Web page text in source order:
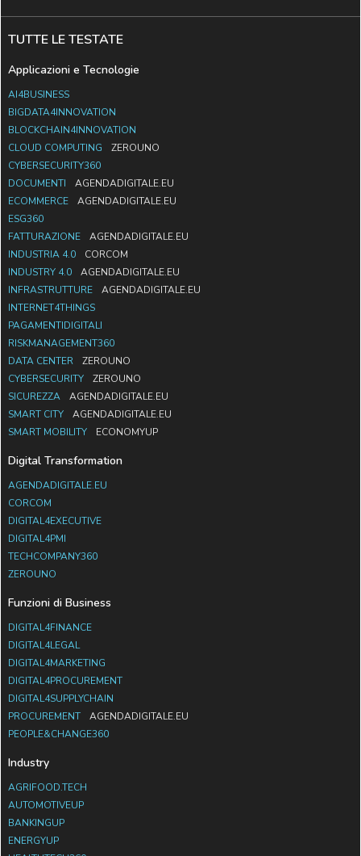
TUTTE LE TESTATE
Applicazioni e Tecnologie
AI4BUSINESS
BIGDATA4INNOVATION
BLOCKCHAIN4INNOVATION
CLOUD COMPUTING
ZEROUNO
CYBERSECURITY360
DOCUMENTI
AGENDADIGITALE.EU
ECOMMERCE
AGENDADIGITALE.EU
ESG360
FATTURAZIONE
AGENDADIGITALE.EU
INDUSTRIA 4.0
CORCOM
INDUSTRY 4.0
AGENDADIGITALE.EU
INFRASTRUTTURE
AGENDADIGITALE.EU
INTERNET4THINGS
PAGAMENTIDIGITALI
RISKMANAGEMENT360
DATA CENTER
ZEROUNO
CYBERSECURITY
ZEROUNO
SICUREZZA
AGENDADIGITALE.EU
SMART CITY
AGENDADIGITALE.EU
SMART MOBILITY
ECONOMYUP
Digital Transformation
AGENDADIGITALE.EU
CORCOM
DIGITAL4EXECUTIVE
DIGITAL4PMI
TECHCOMPANY360
ZEROUNO
Funzioni di Business
DIGITAL4FINANCE
DIGITAL4LEGAL
DIGITAL4MARKETING
DIGITAL4PROCUREMENT
DIGITAL4SUPPLYCHAIN
PROCUREMENT
AGENDADIGITALE.EU
PEOPLE&CHANGE360
Industry
AGRIFOOD.TECH
AUTOMOTIVEUP
BANKINGUP
ENERGYUP